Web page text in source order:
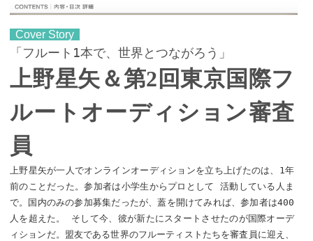
Cover Story
「フルート1本で、世界とつながろう」
上野星矢＆第2回東京国際フ
ルートオーディション審査
員
上野星矢が一人でオンラインオーディションを立ち上げたのは、1年
前のことだった。参加者は小学生からプロとして 活動している人ま
で。国内のみの参加募集だったが、蓋を開けてみれば、参加者は400
人を超えた。 そして今、彼が新たにスタートさせたのが国際オーデ
ィションだ。盟友である世界のフルーティストたちを審査員に迎え、